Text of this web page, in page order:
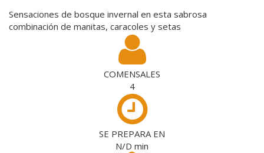
Sensaciones de bosque invernal en esta sabrosa
combinación de manitas, caracoles y setas
COMENSALES
4
SE PREPARA EN
N/D min